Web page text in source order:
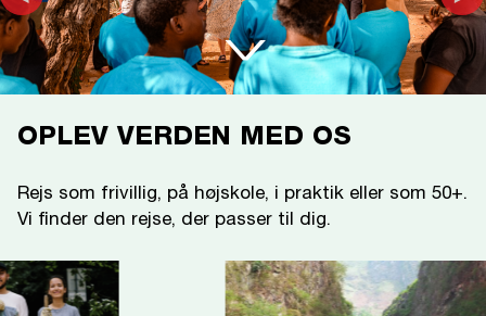
>
>
>
>
OPLEV VERDEN MED OS
Rejs som frivillig, på højskole, i praktik eller som 50+.
Vi finder den rejse, der passer til dig.